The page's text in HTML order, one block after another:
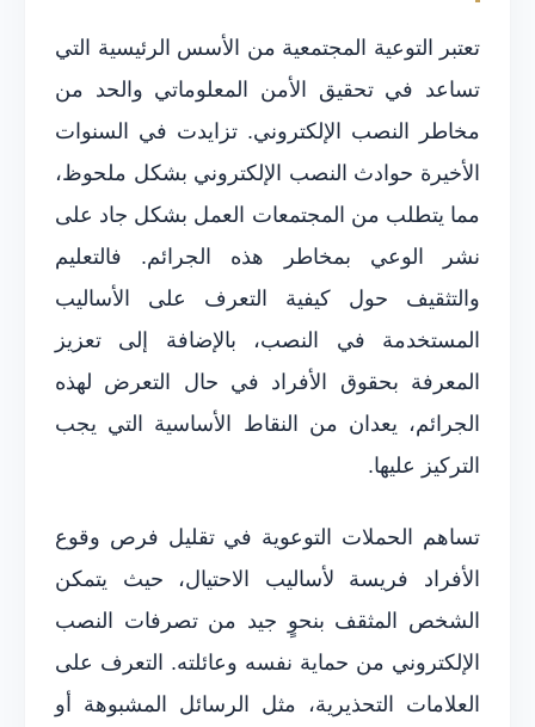
تعتبر التوعية المجتمعية من الأسس الرئيسية التي
تساعد في تحقيق الأمن المعلوماتي والحد من
مخاطر النصب الإلكتروني. تزايدت في السنوات
الأخيرة حوادث النصب الإلكتروني بشكل ملحوظ،
مما يتطلب من المجتمعات العمل بشكل جاد على
نشر الوعي بمخاطر هذه الجرائم. فالتعليم
والتثقيف حول كيفية التعرف على الأساليب
المستخدمة في النصب، بالإضافة إلى تعزيز
المعرفة بحقوق الأفراد في حال التعرض لهذه
الجرائم، يعدان من النقاط الأساسية التي يجب
التركيز عليها.
تساهم الحملات التوعوية في تقليل فرص وقوع
الأفراد فريسة لأساليب الاحتيال، حيث يتمكن
الشخص المثقف بنحوٍ جيد من تصرفات النصب
الإلكتروني من حماية نفسه وعائلته. التعرف على
العلامات التحذيرية، مثل الرسائل المشبوهة أو